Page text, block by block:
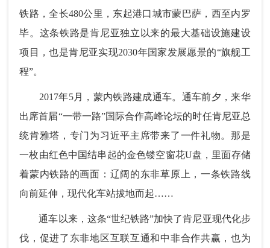
铁路，全长480公里，东起港口城市蒙巴萨，西至内罗
毕。这条铁路是肯尼亚独立以来的最大基础设施建设
项目，也是肯尼亚实现2030年国家发展愿景的“旗舰工
程”。
2017年5月，蒙内铁路建成通车。通车前夕，来华
出席首届“一带一路”国际合作高峰论坛的时任肯尼亚总
统肯雅塔，专门为习近平主席带来了一件礼物。那是
一枚由红色中国结串起的金色镂空窗花U盘，里面存储
着蒙内铁路的画面：辽阔的东非草原上，一条铁路线
向前延伸，现代化车站拔地而起……
通车以来，这条“世纪铁路”加快了肯尼亚现代化步
伐，促进了东非地区互联互通和中非合作共赢，也为